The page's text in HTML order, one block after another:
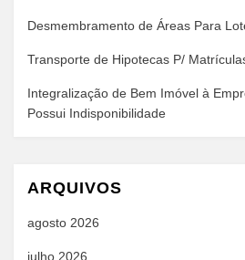
Desmembramento de Áreas Para
Transporte de Hipotecas P/
Integralização de Bem Imóvel à
Possui Indisponibilidade
ARQUIVOS
agosto 2026
julho 2026